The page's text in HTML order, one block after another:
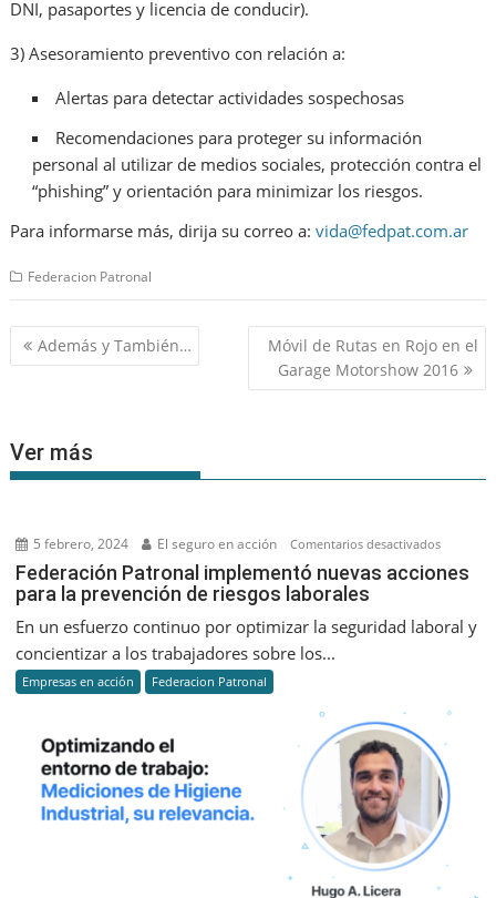
DNI, pasaportes y licencia de conducir).
3) Asesoramiento preventivo con relación a:
Alertas para detectar actividades sospechosas
Recomendaciones para proteger su información
personal al utilizar de medios sociales, protección contra el
“phishing” y orientación para minimizar los riesgos.
Para informarse más, dirija su correo a:vida@fedpat.com.ar
Federacion Patronal
Navegación
de
Además y También…
Móvil de Rutas en Rojo en el
Garage Motorshow 2016
Ver más
5 febrero, 2024 El seguro en acción Comentarios desactivadosen
nuevas
la
de
riesgos
laborales
Federación Patronal implementó nuevas acciones
para la prevención de riesgos laborales
En un esfuerzo continuo por optimizar la seguridad laboral y
concientizar a los trabajadores sobre los...
Empresas en acción Federacion Patronal